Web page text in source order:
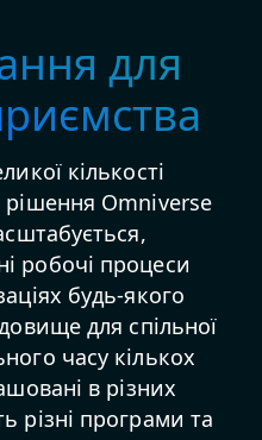
для
кількості
рішення Omniverse
робочі процеси
будь-якого
для спільної
часу кількох
в різних
різні програми та